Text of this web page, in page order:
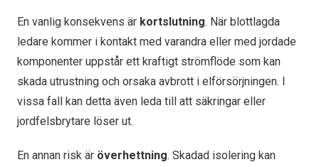
En vanlig konsekvens är kortslutning. När blottlagda
ledare kommer i kontakt med varandra eller med jordade
komponenter uppstår ett kraftigt strömflöde som kan
skada utrustning och orsaka avbrott i elförsörjningen. I
vissa fall kan detta även leda till att säkringar eller
jordfelsbrytare löser ut.
En annan risk är överhettning. Skadad isolering kan